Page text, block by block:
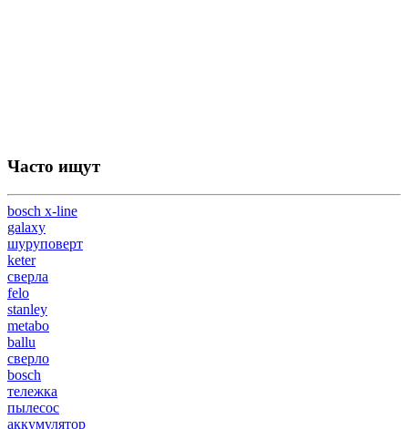
Часто ищут
bosch x-line
galaxy
шуруповерт
keter
сверла
felo
stanley
metabo
ballu
сверло
bosch
тележка
пылесос
аккумулятор